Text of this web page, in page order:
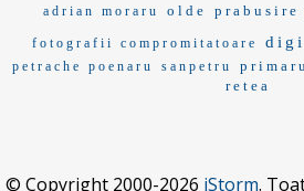
adrian moraru olde prabusire
fotografii compromitatoare digi
petrache poenaru sanpetru
retea
© Copyright 2000-2026 iStorm.